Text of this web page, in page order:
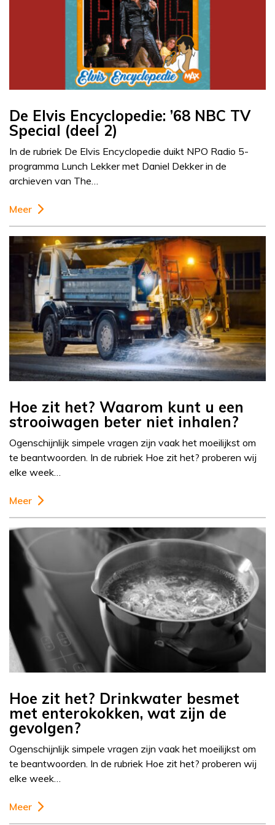
De Elvis Encyclopedie: ’68 NBC TV
Special (deel 2)
In de rubriek De Elvis Encyclopedie duikt NPO Radio 5-
programma Lunch Lekker met Daniel Dekker in de
archieven van The…
Meer
Hoe zit het? Waarom kunt u een
strooiwagen beter niet inhalen?
Ogenschijnlijk simpele vragen zijn vaak het moeilijkst om
te beantwoorden. In de rubriek Hoe zit het? proberen wij
elke week…
Meer
Hoe zit het? Drinkwater besmet
met enterokokken, wat zijn de
gevolgen?
Ogenschijnlijk simpele vragen zijn vaak het moeilijkst om
te beantwoorden. In de rubriek Hoe zit het? proberen wij
elke week…
Meer